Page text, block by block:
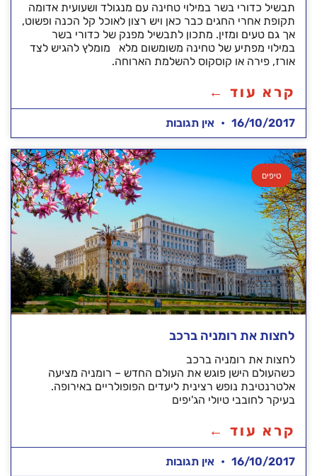
תבשיל כדורי בשר במילוי טחינה עם מנגולד ושעועית אדומה
תקופת אחרי החגים כבר כאן ויש רצון לאוכל קל הכנה ופשוט,
אך גם טעים ומזין. מתכון לתבשיל מפנק של כדורי בשר
במילוי מפתיע של טחינה משומשום מלא מומלץ להגיש לצד
אורז, פירה או קוסקוס להשלמת הארוחה.
קרא עוד ←
16/10/2017 אין תגובות
טיפים
לחצות את רומניה ברכב
לחצות את רומניה ברכב
כשהעולם הישן פוגש את העולם החדש – רומניה מציעה
אלטרנטיבת נופש רצינית ליעדים הפופולריים באירופה.
בעיקר לחובבי טיולי הג'יפים
קרא עוד ←
16/10/2017 אין תגובות